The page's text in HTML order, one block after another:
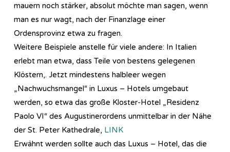
mauern noch stärker, absolut möchte man sagen, wenn
man es nur wagt, nach der Finanzlage einer
Ordensprovinz etwa zu fragen.
Weitere Beispiele anstelle für viele andere: In Italien
erlebt man etwa, dass Teile von bestens gelegenen
Klöstern,. Jetzt mindestens halbleer wegen
„Nachwuchsmangel“ in Luxus – Hotels umgebaut
werden, so etwa das große Kloster-Hotel „Residenz
Paolo VI“ des Augustinerordens unmittelbar in der Nähe
der St. Peter Kathedrale, LINK
Erwähnt werden sollte auch das Luxus – Hotel, das die